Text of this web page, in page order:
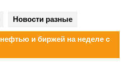
Новости разные
и биржей на неделе с